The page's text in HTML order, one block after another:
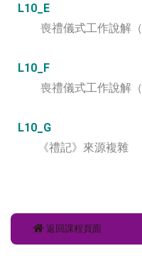
L10_E
喪禮儀式工作說解
L10_F
喪禮儀式工作說解
L10_G
《禮記》來源複雜
返回課程頁面